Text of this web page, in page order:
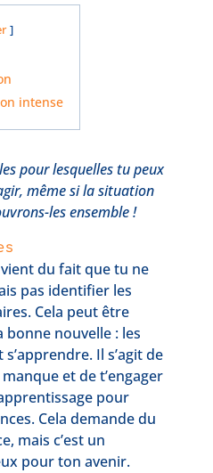
intense
pour lesquelles tu peux
même si la situation
les ensemble !
du fait que tu ne
pas identifier les
Cela peut être
nouvelle : les
Il s’agit de
et de t’engager
pour
Cela demande du
mais c’est un
pour ton avenir.